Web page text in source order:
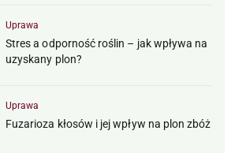
Uprawa
Stres a odporność roślin – jak wpływa na
uzyskany plon?
Uprawa
Fuzarioza kłosów i jej wpływ na plon zbóż